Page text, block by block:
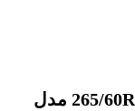
لاستیک نکسن سایز 265/60R18 مدل